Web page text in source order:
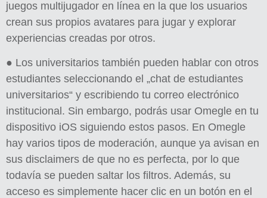
juegos multijugador en línea en la que los usuarios
crean sus propios avatares para jugar y explorar
experiencias creadas por otros.
● Los universitarios también pueden hablar con otros
estudiantes seleccionando el „chat de estudiantes
universitarios“ y escribiendo tu correo electrónico
institucional. Sin embargo, podrás usar Omegle en tu
dispositivo iOS siguiendo estos pasos. En Omegle
hay varios tipos de moderación, aunque ya avisan en
sus disclaimers de que no es perfecta, por lo que
todavía se pueden saltar los filtros. Además, su
acceso es simplemente hacer clic en un botón en el